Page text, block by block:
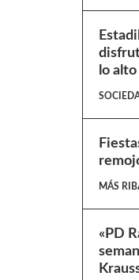
lo alto
MÁS
«PD